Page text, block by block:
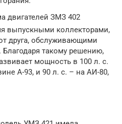
двигателей ЗМЗ 402
выпускными коллекторами,
друга, обслуживающими
Благодаря такому решению,
мощность в 100 л. с.
А-93, и 90 л. с. – на АИ-80,